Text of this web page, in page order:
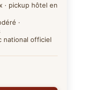
· pickup hôtel en
·
national officiel